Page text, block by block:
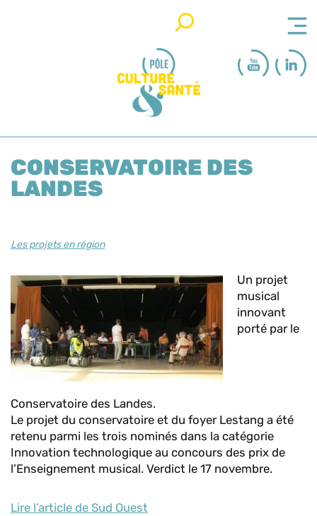
CONSERVATOIRE DES
LANDES
Les projets en région
Un projet
musical
innovant
porté par le
Conservatoire des Landes.
Le projet du conservatoire et du foyer Lestang a été
retenu parmi les trois nominés dans la catégorie
Innovation technologique au concours des prix de
l’Enseignement musical. Verdict le 17 novembre.
Lire l’article de Sud Ouest